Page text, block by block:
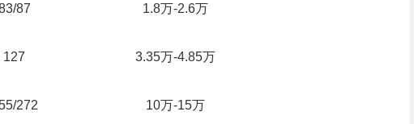
87 1.8万-2.6万
127 3.35万-4.85万
272 10万-15万